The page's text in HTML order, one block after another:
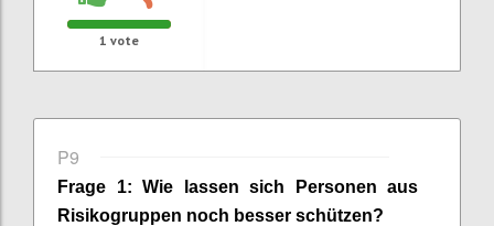
1 vote
P9
Frage 1: Wie lassen sich Personen aus
Risikogruppen noch besser schützen?